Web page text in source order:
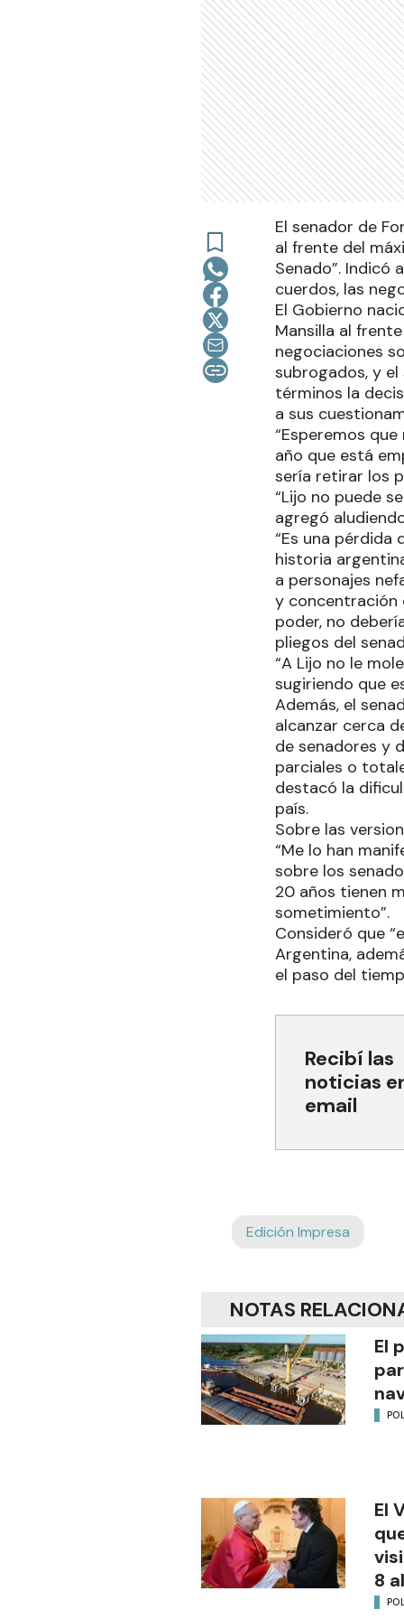
El senador de
al frente del
Senado”. Indicó
cuerdos, las
El Gobierno
Mansilla al
negociaciones
subrogados, y
términos la
a sus
“Esperemos
año que está
sería retirar los
“Lijo no puede
agregó
“Es una pérdida
historia
a personajes
y concentración
poder, no
pliegos del
“A Lijo no le
sugiriendo que
Además, el
alcanzar cerca
de senadores y
parciales o
destacó la
país.
Sobre las
“Me lo han
sobre los
20 años tienen
sometimiento”.
Consideró que
Argentina,
el paso del
Recibí las
noticias
email
Edición Impresa
NOTAS
El
El
8